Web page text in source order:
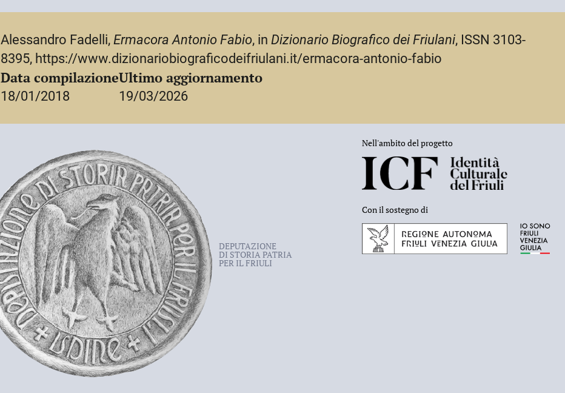
Alessandro Fadelli, Ermacora Antonio Fabio, in Dizionario Biografico dei Friulani, ISSN 3103-
8395, https://www.dizionariobiograficodeifriulani.it/ermacora-antonio-fabio
Data compilazione
18/01/2018
Ultimo aggiornamento
19/03/2026
DEPUTAZIONE
DI STORIA PATRIA
PER IL FRIULI
Nell'ambito del progetto
Con il sostegno di